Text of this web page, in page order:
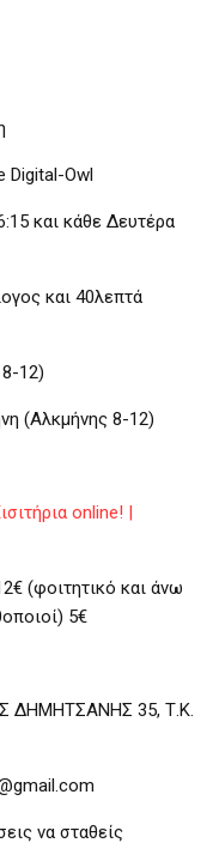
Digital-Owl
και κάθε Δευτέρα
και 40λεπτά
12)
(Αλκμήνης 8-12)
online! |
(φοιτητικό και άνω
5€
ΔΗΜΗΤΣΑΝΗΣ 35, Τ.Κ.
να σταθείς